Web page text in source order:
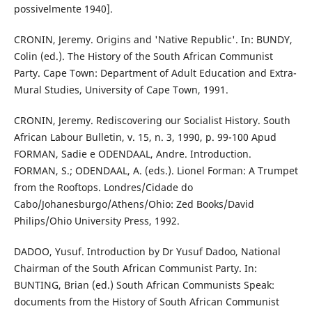
possivelmente 1940].
CRONIN, Jeremy. Origins and 'Native Republic'. In: BUNDY,
Colin (ed.). The History of the South African Communist
Party. Cape Town: Department of Adult Education and Extra-
Mural Studies, University of Cape Town, 1991.
CRONIN, Jeremy. Rediscovering our Socialist History. South
African Labour Bulletin, v. 15, n. 3, 1990, p. 99-100 Apud
FORMAN, Sadie e ODENDAAL, Andre. Introduction.
FORMAN, S.; ODENDAAL, A. (eds.). Lionel Forman: A Trumpet
from the Rooftops. Londres/Cidade do
Cabo/Johanesburgo/Athens/Ohio: Zed Books/David
Philips/Ohio University Press, 1992.
DADOO, Yusuf. Introduction by Dr Yusuf Dadoo, National
Chairman of the South African Communist Party. In:
BUNTING, Brian (ed.) South African Communists Speak:
documents from the History of South African Communist